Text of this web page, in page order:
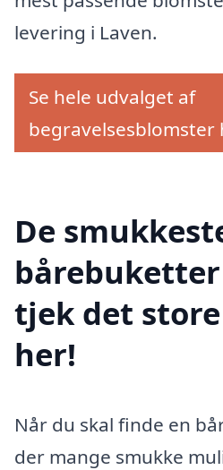
levering i Laven.
Se hele udvalget af
begravelsesblomster
De
bårebuketter
tjek det
her!
Når du skal finde en
der mange smukke